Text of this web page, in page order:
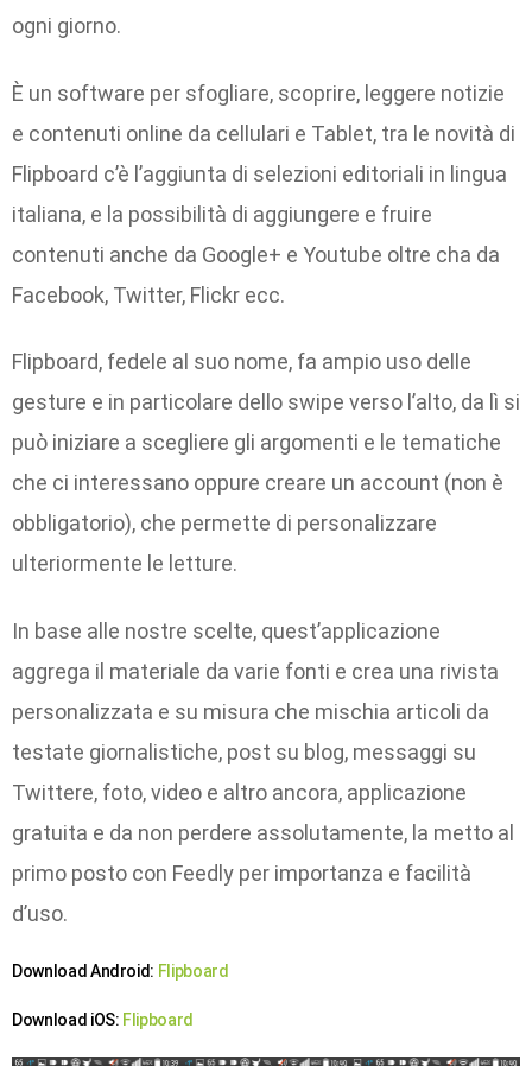
ogni giorno.
È un software per sfogliare, scoprire, leggere notizie
e contenuti online da cellulari e Tablet, tra le novità di
Flipboard c’è l’aggiunta di selezioni editoriali in lingua
italiana, e la possibilità di aggiungere e fruire
contenuti anche da Google+ e Youtube oltre cha da
Facebook, Twitter, Flickr ecc.
Flipboard, fedele al suo nome, fa ampio uso delle
gesture e in particolare dello swipe verso l’alto, da lì si
può iniziare a scegliere gli argomenti e le tematiche
che ci interessano oppure creare un account (non è
obbligatorio), che permette di personalizzare
ulteriormente le letture.
In base alle nostre scelte, quest’applicazione
aggrega il materiale da varie fonti e crea una rivista
personalizzata e su misura che mischia articoli da
testate giornalistiche, post su blog, messaggi su
Twittere, foto, video e altro ancora, applicazione
gratuita e da non perdere assolutamente, la metto al
primo posto con Feedly per importanza e facilità
d’uso.
Download Android: Flipboard
Download iOS: Flipboard